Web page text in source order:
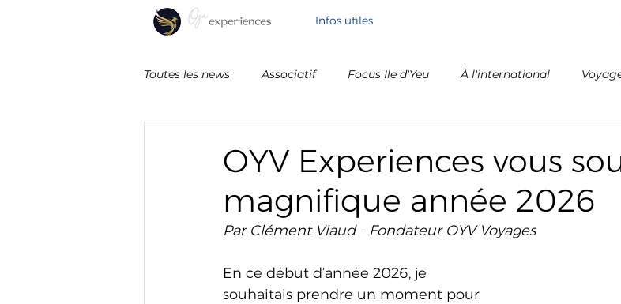
Infos utiles
Toutes les news Associatif Focus Ile d'Yeu À l'international
OYV Experiences vous
magnifique année 2026
Par Clément Viaud – Fondateur OYV Voyages
En ce début d’année 2026, je
souhaitais prendre un moment pour